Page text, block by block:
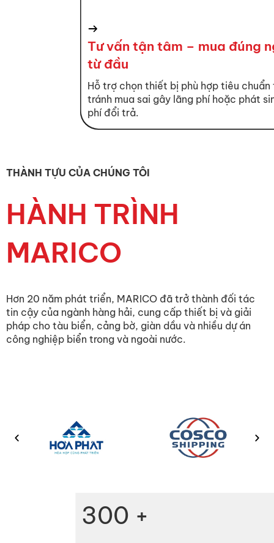
Tư vấn tận tâm – mua đúng
từ đầu
Hỗ trợ chọn thiết bị phù hợp tiêu chuẩn
tránh mua sai gây lãng phí hoặc phát
phí đổi trả.
THÀNH TỰU CỦA CHÚNG TÔI
HÀNH TRÌNH
MARICO
Hơn 20 năm phát triển, MARICO đã trở thành đối tác
tin cậy của ngành hàng hải, cung cấp thiết bị và giải
pháp cho tàu biển, cảng bờ, giàn dầu và nhiều dự án
công nghiệp biển trong và ngoài nước.
300 +